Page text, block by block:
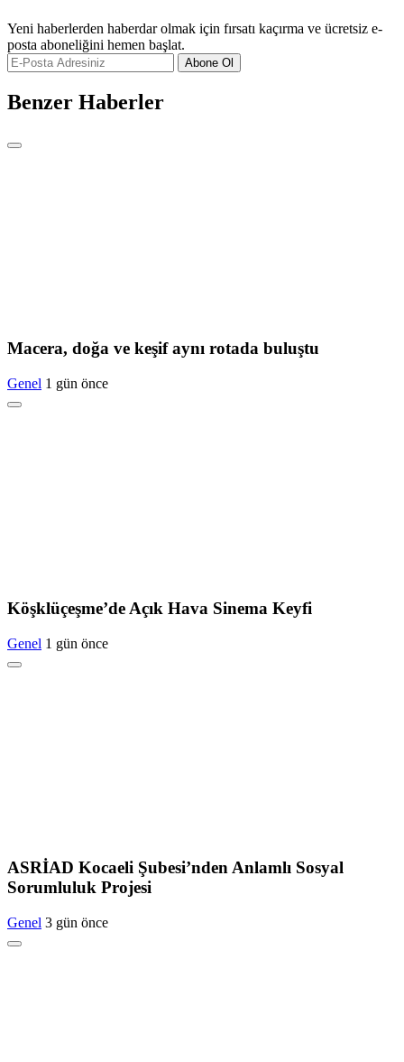
Yeni haberlerden haberdar olmak için fırsatı kaçırma ve ücretsiz e-
posta aboneliğini hemen başlat.
Abone Ol
Benzer Haberler
Macera, doğa ve keşif aynı rotada buluştu
Genel 1 gün önce
Köşklüçeşme’de Açık Hava Sinema Keyfi
Genel 1 gün önce
ASRİAD Kocaeli Şubesi’nden Anlamlı Sosyal
Sorumluluk Projesi
Genel 3 gün önce